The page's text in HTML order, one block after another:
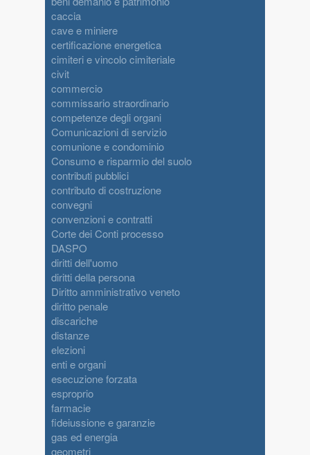
caccia
cave e miniere
certificazione energetica
cimiteri e vincolo cimiteriale
civit
commercio
commissario straordinario
competenze degli organi
Comunicazioni di servizio
comunione e condominio
Consumo e risparmio del suolo
contributi pubblici
contributo di costruzione
convegni
convenzioni e contratti
Corte dei Conti processo
DASPO
diritti dell'uomo
diritti della persona
Diritto amministrativo veneto
diritto penale
discariche
distanze
elezioni
enti e organi
esecuzione forzata
esproprio
farmacie
fideiussione e garanzie
gas ed energia
geometri